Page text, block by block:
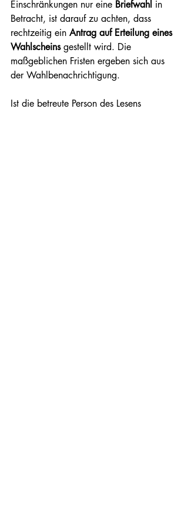
Einschränkungen nur eine Briefwahl in
Betracht, ist darauf zu achten, dass
rechtzeitig ein Antrag auf Erteilung eines
Wahlscheins gestellt wird. Die
maßgeblichen Fristen ergeben sich aus
der Wahlbenachrichtigung.
Ist die betreute Person des Lesens